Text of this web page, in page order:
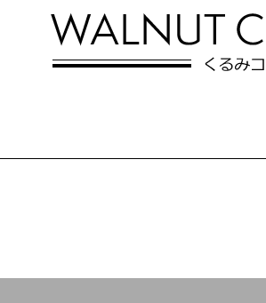
調味料と絡めてあとはオーブ...